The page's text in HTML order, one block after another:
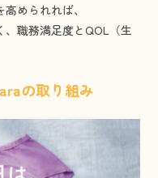
められれば、
職務満足度とQOL（生
の取り組み